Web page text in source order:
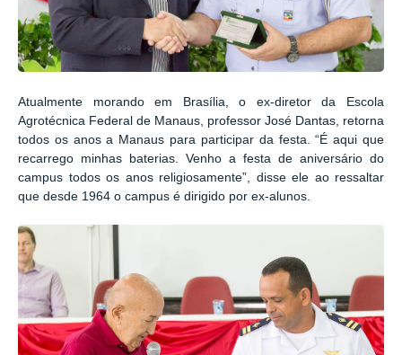
Atualmente morando em Brasília, o ex-diretor da Escola
Agrotécnica Federal de Manaus, professor José Dantas, retorna
todos os anos a Manaus para participar da festa. “É aqui que
recarrego minhas baterias. Venho a festa de aniversário do
campus todos os anos religiosamente”, disse ele ao ressaltar
que desde 1964 o campus é dirigido por ex-alunos.